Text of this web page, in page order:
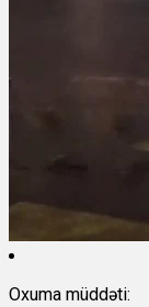
Oxuma müddəti: